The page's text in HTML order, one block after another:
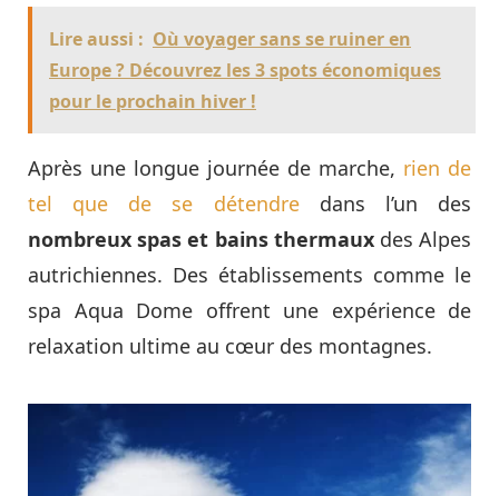
Lire aussi : Où voyager sans se ruiner en
Europe ? Découvrez les 3 spots économiques
pour le prochain hiver !
Après une longue journée de marche, rien de
tel que de se détendredans l’un des
nombreux spas et bains thermauxdes Alpes
autrichiennes. Des établissements comme le
spa Aqua Dome offrent une expérience de
relaxation ultime au cœur des montagnes.